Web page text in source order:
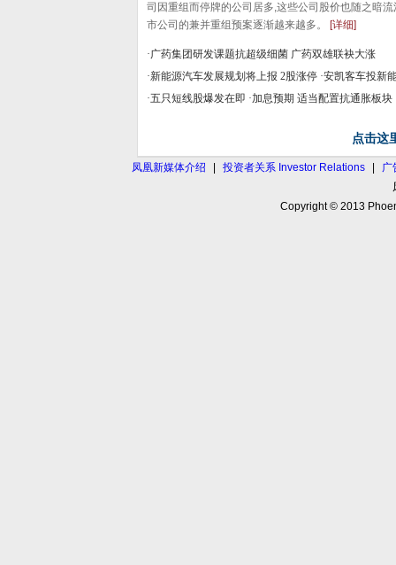
司因重组而停牌的公司居多,这些公司股价也随之暗
市公司的兼并重组预案逐渐越来越多。
[详细]
·广药集团研发课题抗超级细菌 广药双雄联袂大涨
·新能源汽车发展规划将上报 2股涨停 ·安凯客车投新
·五只短线股爆发在即 ·加息预期 适当配置抗通胀板块
点击这
凤凰新媒体介绍 投资者关系 Investor Relations
广
Copyright © 2013